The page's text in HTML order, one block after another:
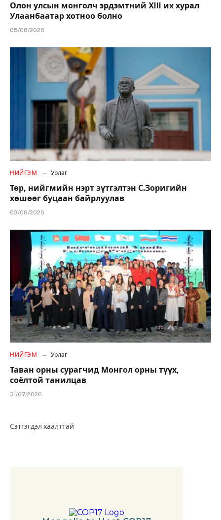
Олон улсын монголч эрдэмтний XIII их хурал
Улаанбаатар хотноо болно
05/08/2026
НИЙГЭМ Урлаг
Төр, нийгмийн нэрт зүтгэлтэн С.Зоригийн
хөшөөг буцаан байрлуулав
03/08/2026
НИЙГЭМ Урлаг
Таван орны сурагчид Монгол орны түүх,
соёлтой танилцав
31/07/2026
Сэтгэгдэл хаалттай